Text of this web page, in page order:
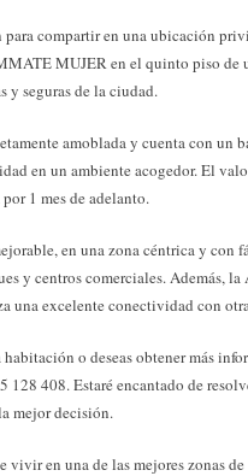
para compartir en una ubicación
MUJER en el quinto piso
y seguras de la ciudad.
amoblada y cuenta con un
en un ambiente acogedor. El
1 mes de adelanto.
en una zona céntrica y con
y centros comerciales. Además,
una excelente conectividad con
o deseas obtener más
128 408. Estaré encantado de
mejor decisión.
vivir en una de las mejores zonas